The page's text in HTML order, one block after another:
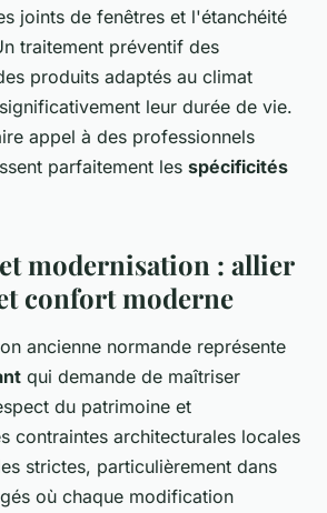
joints de fenêtres et l'étanchéité
traitement préventif des
produits adaptés au climat
leur durée de vie.
appel à des professionnels
parfaitement les spécificités
modernisation : allier
confort moderne
ancienne normande représente
qui demande de maîtriser
du patrimoine et
contraintes architecturales locales
strictes, particulièrement dans
où chaque modification